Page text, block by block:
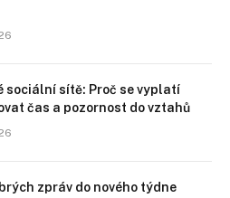
sociální sítě: Proč se vyplatí
čas a pozornost do vztahů
zpráv do nového týdne